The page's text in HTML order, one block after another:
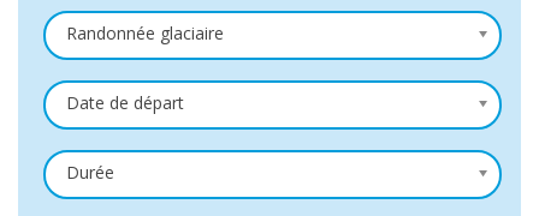
Randonnée glaciaire
Date de départ
Durée